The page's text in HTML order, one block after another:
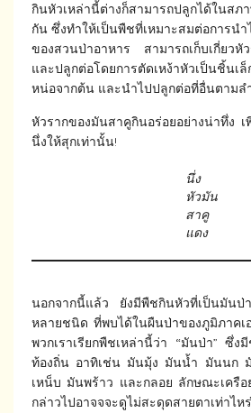
กินหัวเหล่านี้ต่างก็สามารถปลูกได้ในสภ
กัน ซึ่งทำให้เป็นพืชที่เหมาะสมต่อการนำ
ของสวนป่าอาหาร สามารถเก็บเกี่ยวหั
และปลูกต่อโดยการตัดเหง้าหัวเป็นชิ้นเ
หน่อจากต้น และนำไปปลูกต่อที่อื่นตามล
หัวรากของมันสาคูกินอร่อยอย่างน่าทึ่ง เ
นึ่งให้สุกเท่านั้น!
นึ่ง
หัวมัน
สาคู
แดง
นอกจากนี้แล้ว ยังมีพืชกินหัวที่เป็นมั
หลายชนิด ที่พบได้ในผืนป่าของภูมิภาคเ
พวกเราเรียกพืชเหล่านี้ว่า “มันป่า” ซึ่ง
ท้องถิ่น อาทิเช่น มันมุ้ง มันน้ำ มันนก
เหน็บ มันพร้าว และกลอย ลักษณะเครื
กล่าวไปอาจจจะดูไม่สะดุดสายตาเท่า